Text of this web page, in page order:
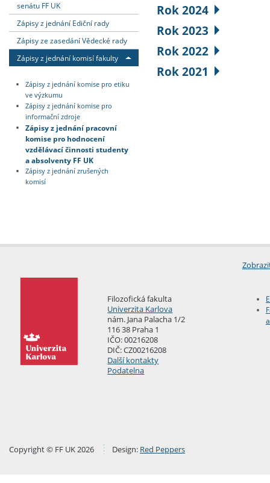
Fakultní školy FF UK
senátu FF UK
Zápisy z jednání Ediční rady
Zápisy ze zasedání Vědecké rady
Zápisy z jednání komisí fakulty
Zápisy z jednání komise pro etiku
ve výzkumu
Zápisy z jednání komise pro
informační zdroje
Zápisy z jednání pracovní
komise pro hodnocení
vzdělávací činnosti studenty
a absolventy FF UK
Zápisy z jednání zrušených
komisí
Rok 2024
Rok 2023
Rok 2022
Rok 2021
Filozofická fakulta
Univerzita Karlova
nám. Jana Palacha 1/2
116 38 Praha 1
IČO: 00216208
DIČ: CZ00216208
Další kontakty
Podatelna
Copyright © FF UK 2026 Design: Red Peppers